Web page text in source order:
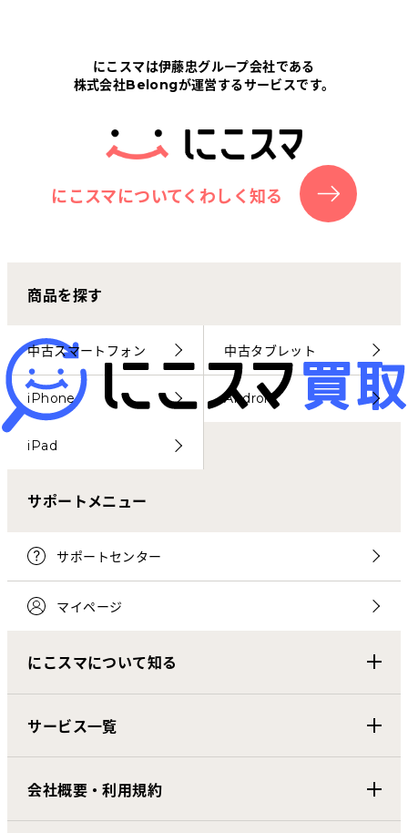
にこスマについて
サポートセンター
お客さまの声
にこスマ通信
マイページ
にこスマは伊藤忠グループ会社である
株式会社Belongが運営するサービスです。
にこスマについてくわしく知る
商品を探す
中古スマートフォン 中古タブレット
iPhone Android
iPad
サポートメニュー
サポートセンター
マイページ
にこスマについて知る
サービス一覧
会社概要・利用規約